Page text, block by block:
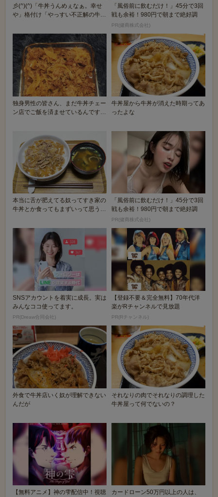
彡(^)(^)「牛丼うんめぇなぁ。幸せ
や」格付け「やっすい不正解の牛肉
「風俗前に飲むだけ！」45分で3回
戦も余裕！980円で朝まで絶好調
PR(健商株式会社)
独身男性の皆さん、まだ牛丼チェー
ン店でご飯を済ませているんです
牛丼屋から牛丼が消えた時期ってあ
ったよな
本当に舌が肥えてる奴ってすき家の
牛丼とか食ってもまずいって思うん
「風俗前に飲むだけ！」45分で3回
戦も余裕！980円で朝まで絶好調
PR(健商株式会社)
SNSアカウントを着実に成長。実は
みんなココ使ってます。
PR(Dreaw合同会社)
【登録不要＆完全無料】70年代洋
楽がRチャンネルで見放題
PR(Rチャンネル)
外食で牛丼店いく奴が理解できない
んだが
それなりの肉でそれなりの調理した
牛丼屋って何でないの？
【無料アニメ】神の雫配信中！視聴
カードローン50万円以上の人は、